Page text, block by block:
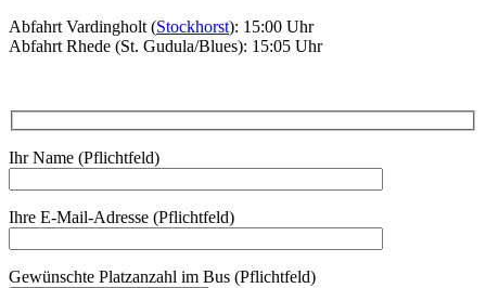
Abfahrt Vardingholt (Stockhorst): 15:00 Uhr
Abfahrt Rhede (St. Gudula/Blues): 15:05 Uhr
Ihr Name (Pflichtfeld)
Ihre E-Mail-Adresse (Pflichtfeld)
Gewünschte Platzanzahl im Bus (Pflichtfeld)